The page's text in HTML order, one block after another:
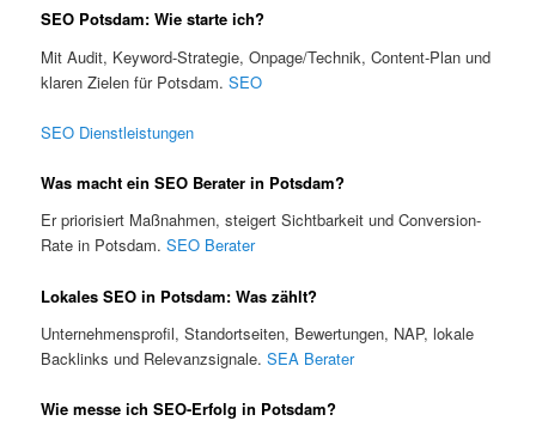
SEO Potsdam: Wie starte ich?
Mit Audit, Keyword-Strategie, Onpage/Technik, Content-Plan und
klaren Zielen für Potsdam.SEO
SEO Dienstleistungen
Was macht ein SEO Berater in Potsdam?
Er priorisiert Maßnahmen, steigert Sichtbarkeit und Conversion-
Rate in Potsdam.SEO Berater
Lokales SEO in Potsdam: Was zählt?
Unternehmensprofil, Standortseiten, Bewertungen, NAP, lokale
Backlinks und Relevanzsignale.SEA Berater
Wie messe ich SEO-Erfolg in Potsdam?